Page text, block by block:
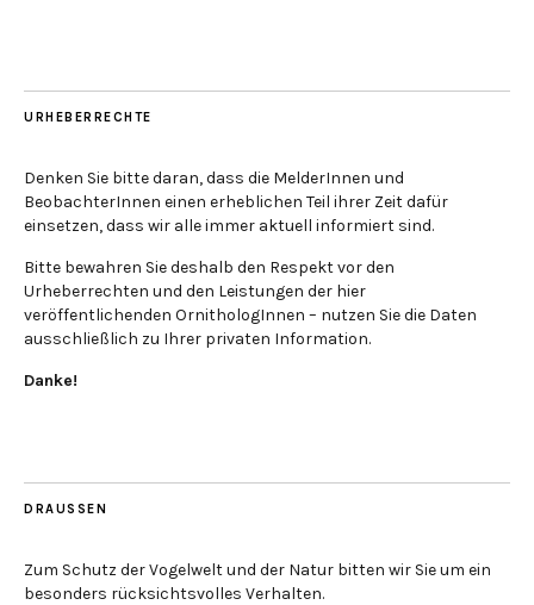
URHEBERRECHTE
Denken Sie bitte daran, dass die MelderInnen und
BeobachterInnen einen erheblichen Teil ihrer Zeit dafür
einsetzen, dass wir alle immer aktuell informiert sind.
Bitte bewahren Sie deshalb den Respekt vor den
Urheberrechten und den Leistungen der hier
veröffentlichenden OrnithologInnen – nutzen Sie die Daten
ausschließlich zu Ihrer privaten Information.
Danke!
DRAUSSEN
Zum Schutz der Vogelwelt und der Natur bitten wir Sie um ein
besonders rücksichtsvolles Verhalten.